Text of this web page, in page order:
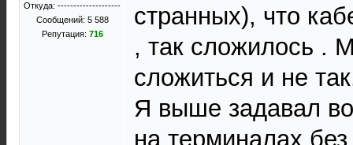
Откуда: --------------------
Сообщений: 5 588
Репутация: 716
странных), что
, так сложилось .
сложиться и не
Я выше задавал
на терминалах